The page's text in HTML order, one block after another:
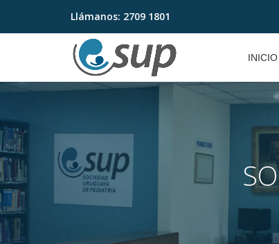
Saltar
Llámanos: 2709 1801
INICIO